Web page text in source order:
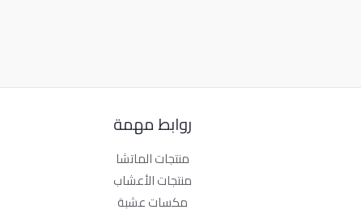
روابط مهمة
منتجات الماتشا
منتجات الأعشاب
مكسات عشبة